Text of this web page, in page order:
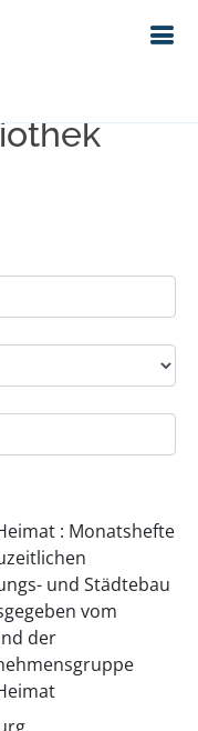
Bestand
: Monatshefte
und Städtebau
vom
der